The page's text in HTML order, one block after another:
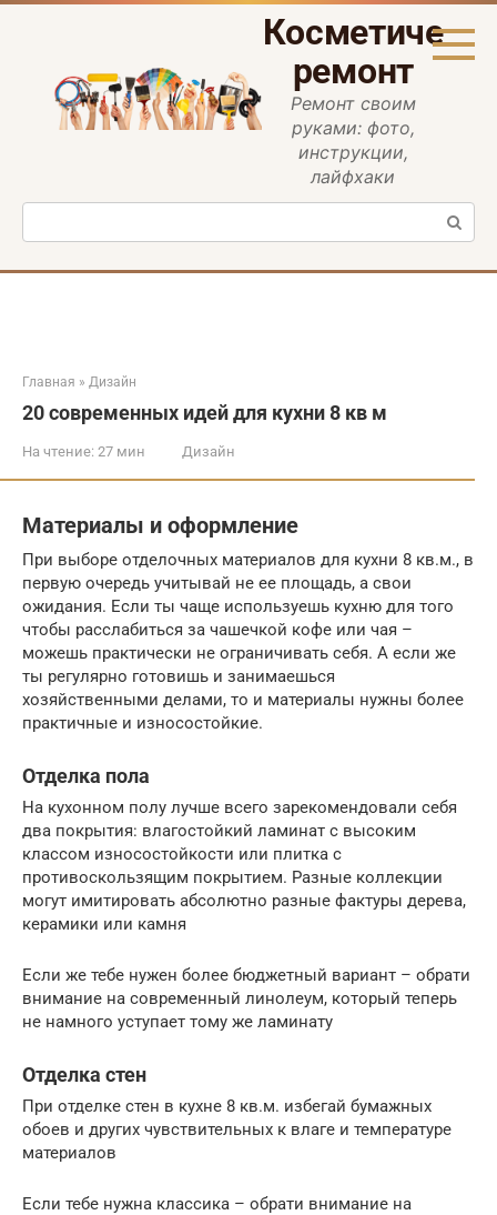
Перейти
ремонт
Ремонт своим
руками: фото,
инструкции,
лайфхаки
Поиск:
Главная » Дизайн
20 современных идей для кухни 8 кв м
На чтение: 27 мин Дизайн
Материалы и оформление
При выборе отделочных материалов для кухни 8 кв.м., в
первую очередь учитывай не ее площадь, а свои
ожидания. Если ты чаще используешь кухню для того
чтобы расслабиться за чашечкой кофе или чая –
можешь практически не ограничивать себя. А если же
ты регулярно готовишь и занимаешься
хозяйственными делами, то и материалы нужны более
практичные и износостойкие.
Отделка пола
На кухонном полу лучше всего зарекомендовали себя
два покрытия: влагостойкий ламинат с высоким
классом износостойкости или плитка с
противоскользящим покрытием. Разные коллекции
могут имитировать абсолютно разные фактуры дерева,
керамики или камня
Если же тебе нужен более бюджетный вариант – обрати
внимание на современный линолеум, который теперь
не намного уступает тому же ламинату
Отделка стен
При отделке стен в кухне 8 кв.м. избегай бумажных
обоев и других чувствительных к влаге и температуре
материалов
Если тебе нужна классика – обрати внимание на